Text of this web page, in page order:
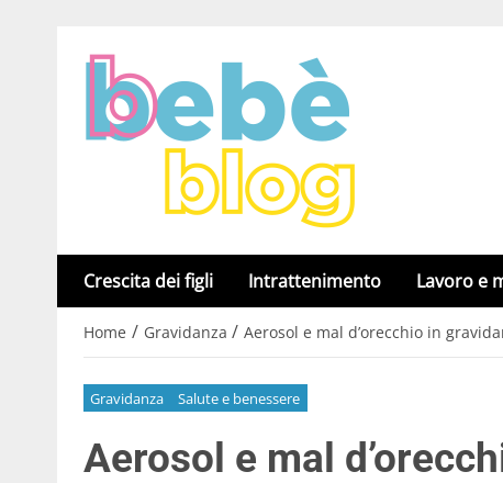
Crescita dei figli Intrattenimento Lavoro e
Home / Gravidanza / Aerosol e mal d’orecchio in
Gravidanza Salute e benessere
Aerosol e mal